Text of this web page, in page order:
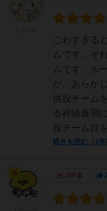
こわすぎる
ムです。そ
ムです。ル
が、あらか
供役チーム
る神経衰弱
役チーム目
続きを読む（1年
297名